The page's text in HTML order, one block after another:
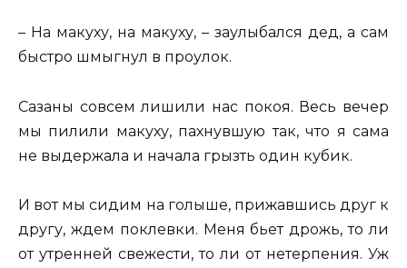
– На макуху, на макуху, – заулыбался дед, а сам
быстро шмыгнул в проулок.
Сазаны совсем лишили нас покоя. Весь вечер
мы пилили макуху, пахнувшую так, что я сама
не выдержала и начала грызть один кубик.
И вот мы сидим на голыше, прижавшись друг к
другу, ждем поклевки. Меня бьет дрожь, то ли
от утренней свежести, то ли от нетерпения. Уж